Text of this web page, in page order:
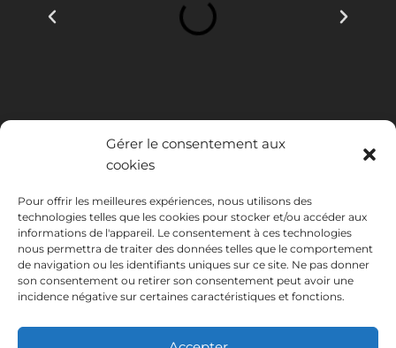
Gérer le consentement aux
cookies
Pour offrir les meilleures expériences, nous utilisons des
technologies telles que les cookies pour stocker et/ou accéder aux
informations de l'appareil. Le consentement à ces technologies
nous permettra de traiter des données telles que le comportement
de navigation ou les identifiants uniques sur ce site. Ne pas donner
son consentement ou retirer son consentement peut avoir une
incidence négative sur certaines caractéristiques et fonctions.
INSTITUTO HISPANICO DE MURCIA, SOCIEDAD LIMITADA a été
bénéficiaire du Fonds européen de développement régional dont
l'objectif est de développer l'utilisation et la qualité des technologies
de l'information et de la communication et leur accessibilité, et grâce
auquel elle a mis en place les solutions suivantes : présence en ligne à
travers son Site Internet. La présente mesure a eu lieu en 2020. À
cette fin, elle a été soutenue par le programme TIC Cámaras, par
Cámara de Murcie.